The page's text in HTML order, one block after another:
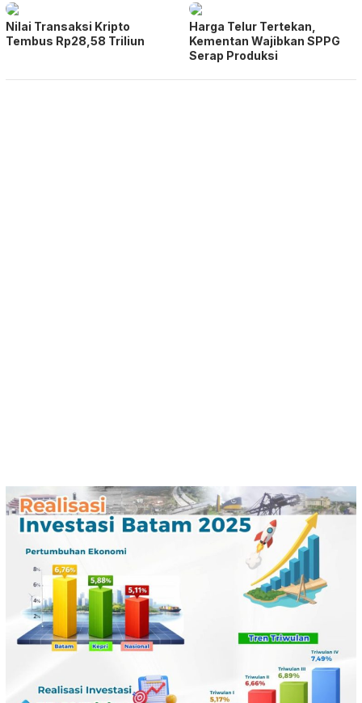
Nilai Transaksi Kripto
Tembus Rp28,58 Triliun
Harga Telur Tertekan,
Kementan Wajibkan SPPG
Serap Produksi